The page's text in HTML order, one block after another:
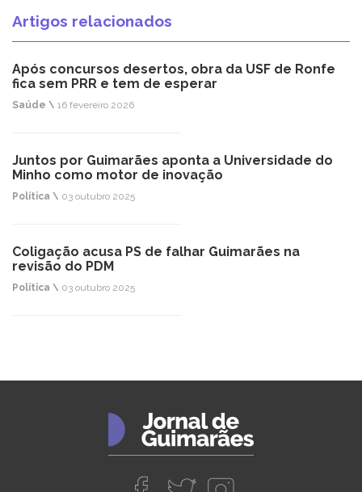
Artigos relacionados
Após concursos desertos, obra da USF de Ronfe
fica sem PRR e tem de esperar
Saúde \ 16 fevereiro 2026
Juntos por Guimarães aponta a Universidade do
Minho como motor de inovação
Política \ 03 outubro 2025
Coligação acusa PS de falhar Guimarães na
revisão do PDM
Política \ 03 outubro 2025